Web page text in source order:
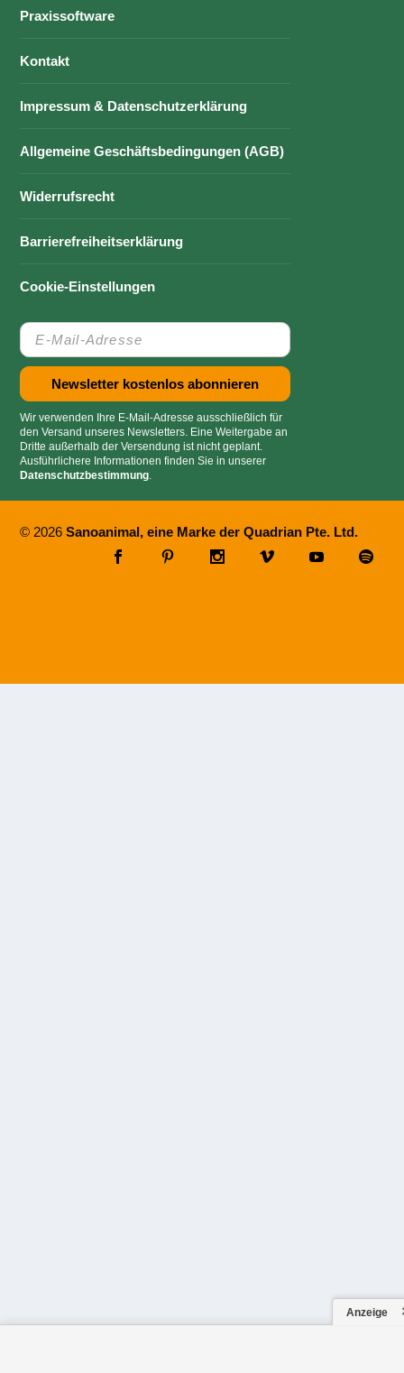
Praxissoftware
Kontakt
Impressum & Datenschutzerklärung
Allgemeine Geschäftsbedingungen (AGB)
Widerrufsrecht
Barrierefreiheitserklärung
Cookie-Einstellungen
Wir verwenden Ihre E-Mail-Adresse ausschließlich für
den Versand unseres Newsletters. Eine Weitergabe an
Dritte außerhalb der Versendung ist nicht geplant.
Ausführlichere Informationen finden Sie in unserer
Datenschutzbestimmung.
© 2026Sanoanimal, eine Marke der Quadrian Pte. Ltd.
Anzeige